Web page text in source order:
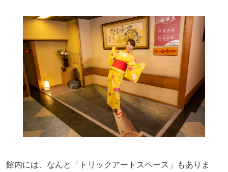
館内には、なんと「トリックアートスペース」もありま